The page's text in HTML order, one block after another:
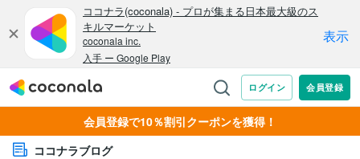
会員登録で10％割引クーポンを獲得！
ココナラブログ